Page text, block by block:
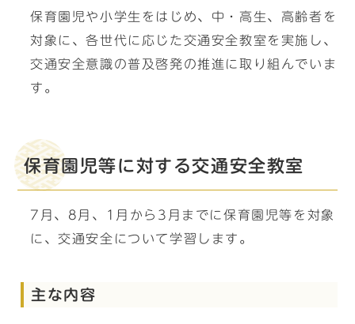
保育園児や小学生をはじめ、中・高生、高齢者を
対象に、各世代に応じた交通安全教室を実施し、
交通安全意識の普及啓発の推進に取り組んでいま
す。
保育園児等に対する交通安全教室
7月、8月、1月から3月までに保育園児等を対象
に、交通安全について学習します。
主な内容